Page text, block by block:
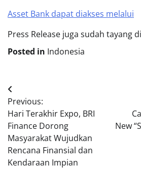
Asset Bank dapat diakses melalui
Press Release juga sudah tayang di
Posted in Indonesia
Post
navigation
Previous:
Hari Terakhir Expo, BRI
Finance Dorong
Masyarakat Wujudkan
Rencana Finansial dan
Kendaraan Impian
New